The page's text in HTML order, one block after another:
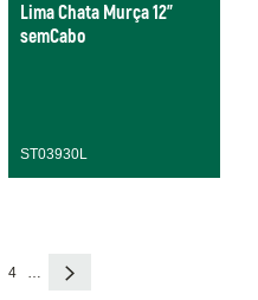
Lima Chata Murça 12"
semCabo
ST03930L
Página
4 … Próxima